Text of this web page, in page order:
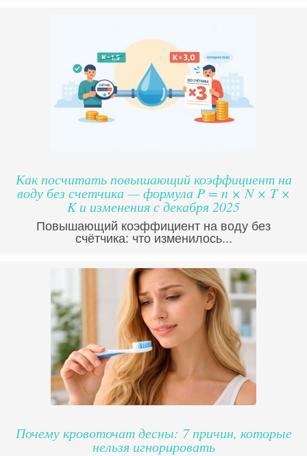
Как посчитать повышающий коэффициент на
воду без счетчика — формула P = n × N × T ×
K и изменения с декабря 2025
Повышающий коэффициент на воду без
счётчика: что изменилось...
Почему кровоточат десны: 7 причин, которые
нельзя игнорировать